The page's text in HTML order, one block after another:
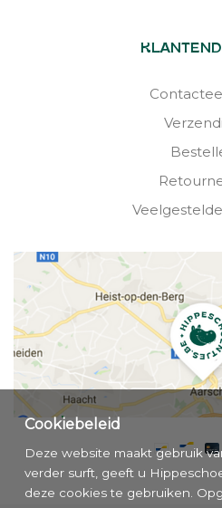
Cookiebeleid
Deze website maakt gebruik
verder surft, geeft u
deze cookies te gebruiken.